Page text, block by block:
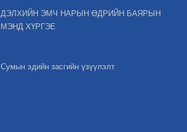
ДЭЛХИЙН ЭМЧ НАРЫН ӨДРИЙН БАЯРЫН
МЭНД ХҮРГЭЕ
Сумын эдийн засгийн үзүүлэлт